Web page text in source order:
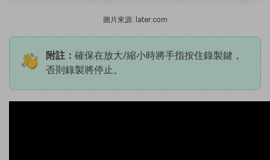
圖片來源: later.com
附註： 確保在放大/縮小時將手指按住錄製鍵，
否則錄製將停止。